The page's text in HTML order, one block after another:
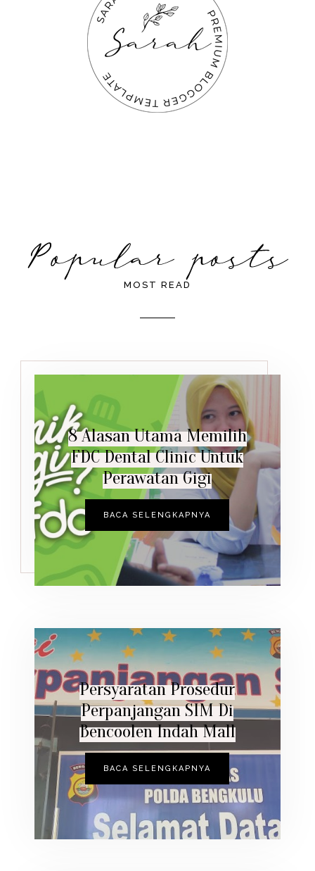
MOST READ
8 Alasan Utama Memilih
FDC Dental Clinic Untuk
Perawatan Gigi
BACA SELENGKAPNYA
Persyaratan Prosedur
Perpanjangan SIM Di
Bencoolen Indah Mall
BACA SELENGKAPNYA